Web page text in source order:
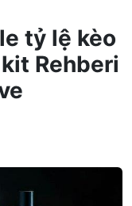
tỷ lệ kèo
Rehberi